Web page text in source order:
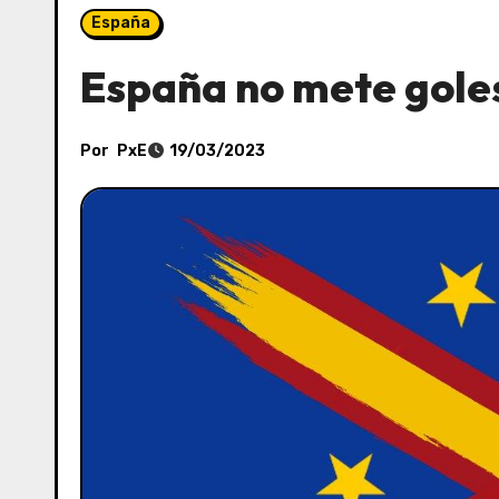
España
España no mete
Por PxE 19/03/2023